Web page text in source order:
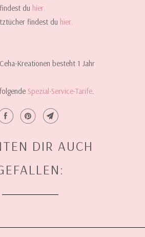
du hier.
findest du hier
Kreationen besteht 1 Jahr
Spezial-Service-Tarife
DIR AUCH